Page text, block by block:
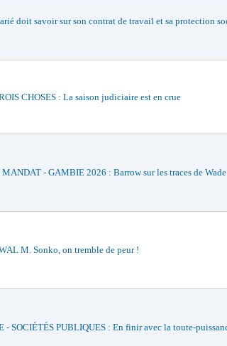
doit savoir sur son contrat de travail et sa protection
CHOSES : La saison judiciaire est en crue
- GAMBIE 2026 : Barrow sur les traces de
M. Sonko, on tremble de peur !
- SOCIÉTÉS PUBLIQUES : En finir avec la toute-